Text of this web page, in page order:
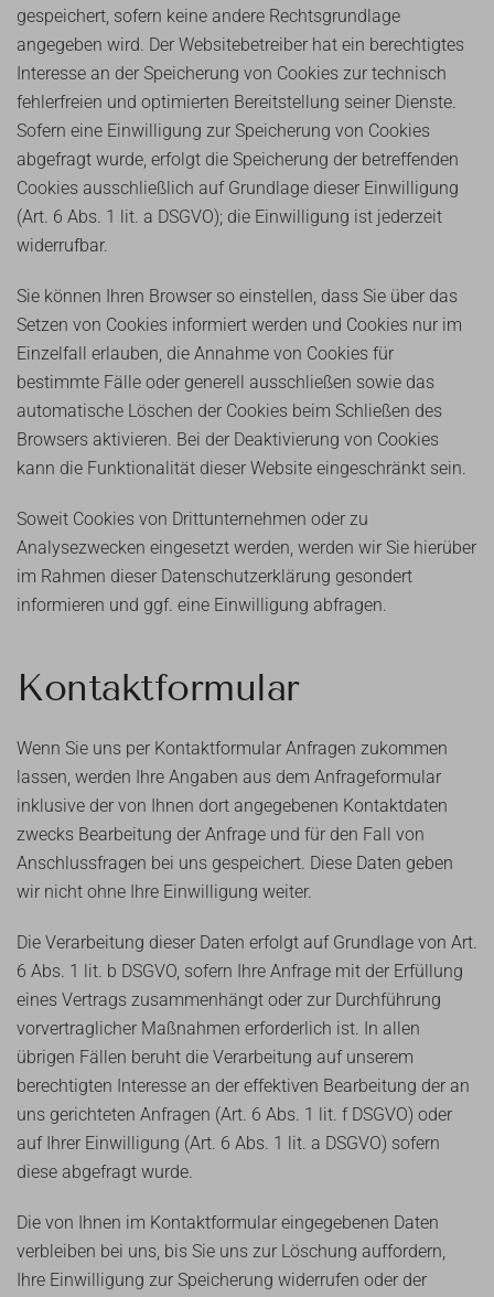
gespeichert, sofern keine andere Rechtsgrundlage
angegeben wird. Der Websitebetreiber hat ein berechtigtes
Interesse an der Speicherung von Cookies zur technisch
fehlerfreien und optimierten Bereitstellung seiner Dienste.
Sofern eine Einwilligung zur Speicherung von Cookies
abgefragt wurde, erfolgt die Speicherung der betreffenden
Cookies ausschließlich auf Grundlage dieser Einwilligung
(Art. 6 Abs. 1 lit. a DSGVO); die Einwilligung ist jederzeit
widerrufbar.
Sie können Ihren Browser so einstellen, dass Sie über das
Setzen von Cookies informiert werden und Cookies nur im
Einzelfall erlauben, die Annahme von Cookies für
bestimmte Fälle oder generell ausschließen sowie das
automatische Löschen der Cookies beim Schließen des
Browsers aktivieren. Bei der Deaktivierung von Cookies
kann die Funktionalität dieser Website eingeschränkt sein.
Soweit Cookies von Drittunternehmen oder zu
Analysezwecken eingesetzt werden, werden wir Sie hierüber
im Rahmen dieser Datenschutzerklärung gesondert
informieren und ggf. eine Einwilligung abfragen.
Kontaktformular
Wenn Sie uns per Kontaktformular Anfragen zukommen
lassen, werden Ihre Angaben aus dem Anfrageformular
inklusive der von Ihnen dort angegebenen Kontaktdaten
zwecks Bearbeitung der Anfrage und für den Fall von
Anschlussfragen bei uns gespeichert. Diese Daten geben
wir nicht ohne Ihre Einwilligung weiter.
Die Verarbeitung dieser Daten erfolgt auf Grundlage von Art.
6 Abs. 1 lit. b DSGVO, sofern Ihre Anfrage mit der Erfüllung
eines Vertrags zusammenhängt oder zur Durchführung
vorvertraglicher Maßnahmen erforderlich ist. In allen
übrigen Fällen beruht die Verarbeitung auf unserem
berechtigten Interesse an der effektiven Bearbeitung der an
uns gerichteten Anfragen (Art. 6 Abs. 1 lit. f DSGVO) oder
auf Ihrer Einwilligung (Art. 6 Abs. 1 lit. a DSGVO) sofern
diese abgefragt wurde.
Die von Ihnen im Kontaktformular eingegebenen Daten
verbleiben bei uns, bis Sie uns zur Löschung auffordern,
Ihre Einwilligung zur Speicherung widerrufen oder der